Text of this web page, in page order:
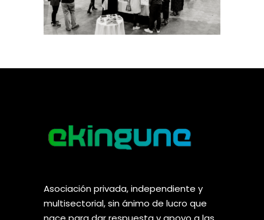
Asociación privada, independiente y
multisectorial, sin ánimo de lucro que